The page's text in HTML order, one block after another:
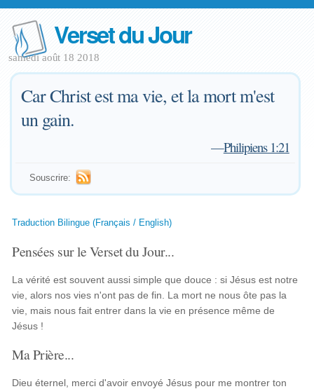
Verset du Jour
samedi août 18 2018
Car Christ est ma vie, et la mort m'est
un gain.
—Philipiens 1:21
Souscrire:
Traduction Bilingue (Français / English)
Pensées sur le Verset du Jour...
La vérité est souvent aussi simple que douce : si Jésus est notre
vie, alors nos vies n'ont pas de fin. La mort ne nous ôte pas la
vie, mais nous fait entrer dans la vie en présence même de
Jésus !
Ma Prière...
Dieu éternel, merci d'avoir envoyé Jésus pour me montrer ton